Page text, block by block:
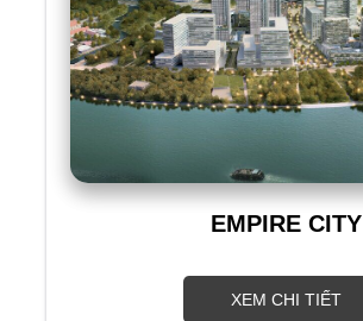
EMPIRE CITY
XEM CHI TIẾT